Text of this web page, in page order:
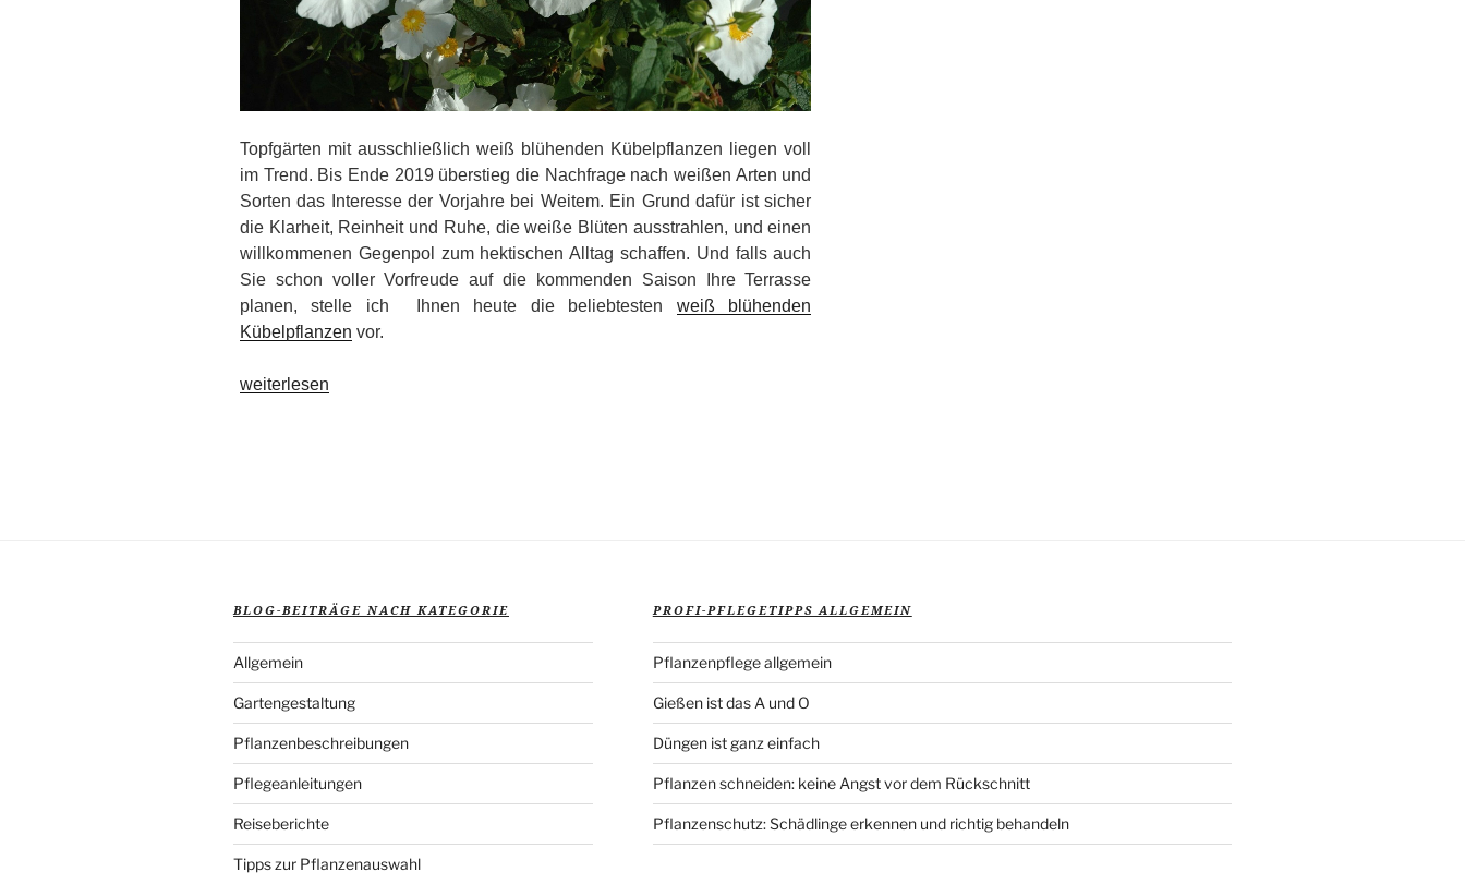
Topfgärten mit ausschließlich weiß blühenden Kübelpflanzen liegen voll
im Trend. Bis Ende 2019 überstieg die Nachfrage nach weißen Arten und
Sorten das Interesse der Vorjahre bei Weitem. Ein Grund dafür ist sicher
die Klarheit, Reinheit und Ruhe, die weiße Blüten ausstrahlen, und einen
willkommenen Gegenpol zum hektischen Alltag schaffen. Und falls auch
Sie schon voller Vorfreude auf die kommenden Saison Ihre Terrasse
planen, stelle ich Ihnen heute die beliebtesten weiß blühenden
Kübelpflanzen vor.
„Ganz
weiterlesen
BLOG-BEITRÄGE NACH KATEGORIE
Allgemein
Gartengestaltung
Pflanzenbeschreibungen
Pflegeanleitungen
Reiseberichte
Tipps zur Pflanzenauswahl
PROFI-PFLEGETIPPS ALLGEMEIN
Pflanzenpflege allgemein
Gießen ist das A und O
Düngen ist ganz einfach
Pflanzen schneiden: keine Angst vor dem Rückschnitt
Pflanzenschutz: Schädlinge erkennen und richtig behandeln